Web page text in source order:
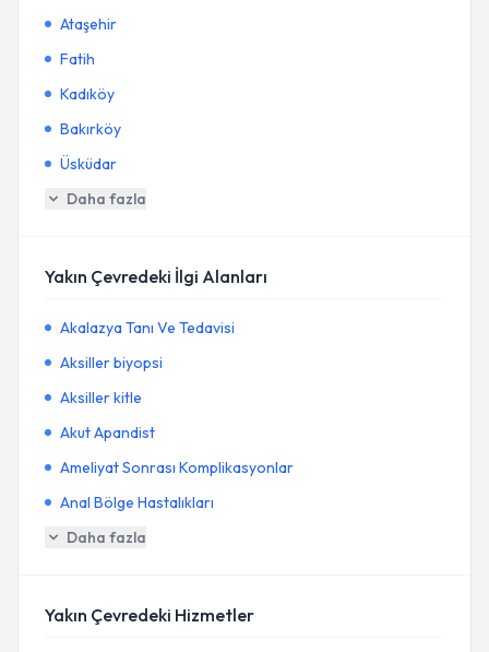
Ataşehir
Fatih
Kadıköy
Bakırköy
Üsküdar
Daha fazla
Yakın Çevredeki İlgi Alanları
Akalazya Tanı Ve Tedavisi
Aksiller biyopsi
Aksiller kitle
Akut Apandist
Ameliyat Sonrası Komplikasyonlar
Anal Bölge Hastalıkları
Daha fazla
Yakın Çevredeki Hizmetler